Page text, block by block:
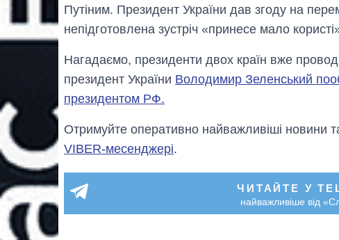
Путіним. Президент України дав згоду на
непідготовлена ​​зустріч «принесе мало
Нагадаємо, президенти двох країн вже
президент України Володимир Зеленський
президентом РФ.
Отримуйте оперативно найважливіші новини
VIBER-месенджері.
ЧИТАЙТЕ У
найважливіше від